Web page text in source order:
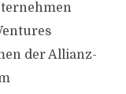
der Allianz-